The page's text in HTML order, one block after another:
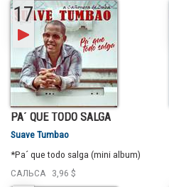
17
PA´ QUE TODO SALGA
Suave Tumbao
*Pa´ que todo salga (mini album)
САЛЬСА
3,96 $